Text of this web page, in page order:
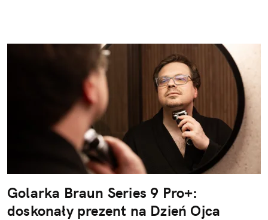
Golarka Braun Series 9 Pro+:
doskonały prezent na Dzień Ojca